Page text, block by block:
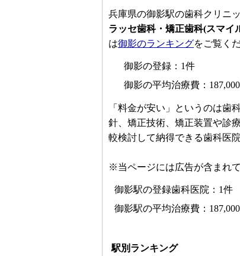
兵庫県の御影駅の歯科クリニ
ラッセ歯科・矯正歯科(スマイ
は御影のランキングをご覧く
御影の登録：1件
御影の平均治療費：187,000
「料金が安い」というのは歯
針、矯正技術、矯正装置や診
較検討して納得できる歯科医
※当ページには広告が含まれて
御影駅の登録歯科医院：1件
御影駅の平均治療費：
駅別ランキング